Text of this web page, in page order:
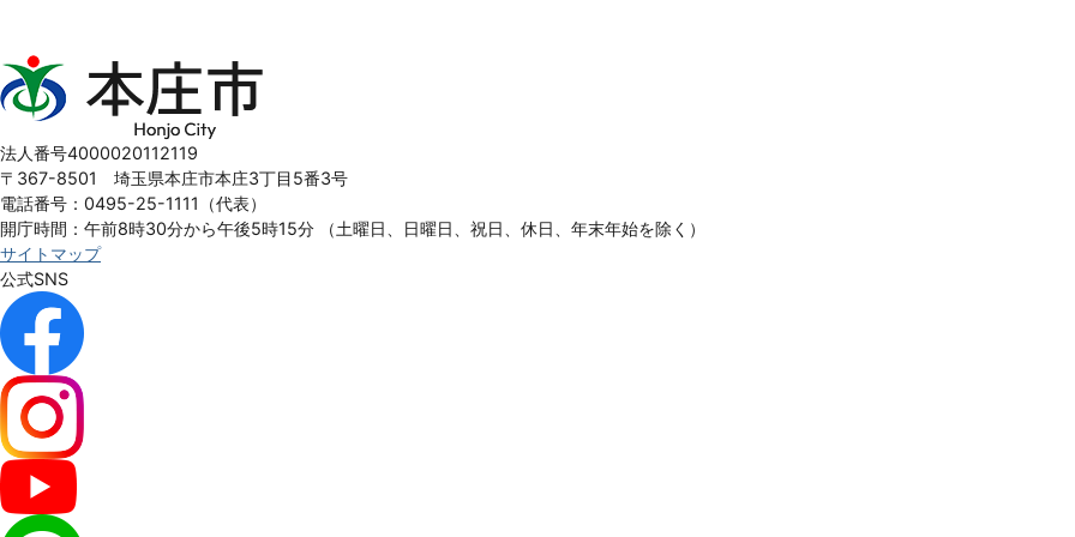
本
庄
Honjo
City
法人番号4000020112119
〒367-8501 埼玉県本庄市本庄3丁目5番3号
電話番号：0495-25-1111（代表）
開庁時間：午前8時30分から午後5時15分
（土曜日、日曜日、祝日、休日、年末年始を除く）
サイトマップ
公式SNS